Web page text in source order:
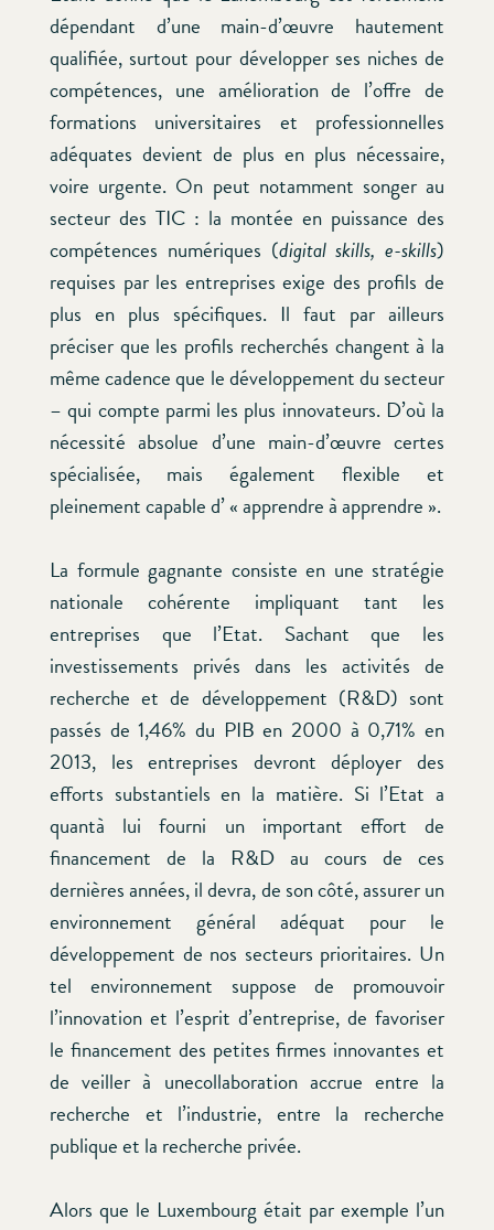
dépendant d’une main-d’œuvre hautement
qualifiée, surtout pour développer ses niches de
compétences, une amélioration de l’offre de
formations universitaires et professionnelles
adéquates devient de plus en plus nécessaire,
voire urgente. On peut notamment songer au
secteur des TIC : la montée en puissance des
compétences numériques (digital skills, e-skills)
requises par les entreprises exige des profils de
plus en plus spécifiques. Il faut par ailleurs
préciser que les profils recherchés changent à la
même cadence que le développement du secteur
– qui compte parmi les plus innovateurs. D’où la
nécessité absolue d’une main-d’œuvre certes
spécialisée, mais également flexible et
pleinement capable d’ « apprendre à apprendre ».
La formule gagnante consiste en une stratégie
nationale cohérente impliquant tant les
entreprises que l’Etat. Sachant que les
investissements privés dans les activités de
recherche et de développement (R&D) sont
passés de 1,46% du PIB en 2000 à 0,71% en
2013, les entreprises devront déployer des
efforts substantiels en la matière. Si l’Etat a
quantà lui fourni un important effort de
financement de la R&D au cours de ces
dernières années, il devra, de son côté, assurer un
environnement général adéquat pour le
développement de nos secteurs prioritaires. Un
tel environnement suppose de promouvoir
l’innovation et l’esprit d’entreprise, de favoriser
le financement des petites firmes innovantes et
de veiller à unecollaboration accrue entre la
recherche et l’industrie, entre la recherche
publique et la recherche privée.
Alors que le Luxembourg était par exemple l’un